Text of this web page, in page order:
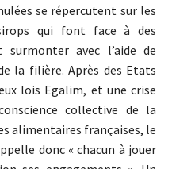
se répercutent sur les
qui font face à des
surmonter avec l’aide de
la filière. Après des Etats
lois Egalim, et une crise
collective de la
alimentaires françaises, le
donc « chacun à jouer